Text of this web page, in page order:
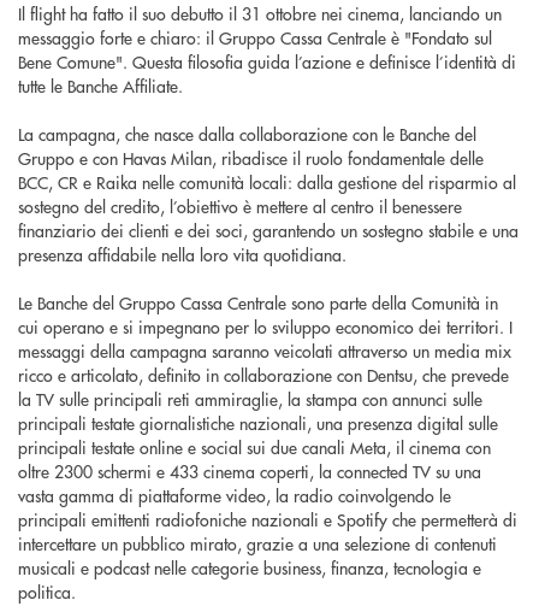
Il flight ha fatto il suo debutto il 31 ottobre nei cinema, lanciando un
messaggio forte e chiaro: il Gruppo Cassa Centrale è "Fondato sul
Bene Comune". Questa filosofia guida l’azione e definisce l’identità di
tutte le Banche Affiliate.
La campagna, che nasce dalla collaborazione con le Banche del
Gruppo e con Havas Milan, ribadisce il ruolo fondamentale delle
BCC, CR e Raika nelle comunità locali: dalla gestione del risparmio al
sostegno del credito, l’obiettivo è mettere al centro il benessere
finanziario dei clienti e dei soci, garantendo un sostegno stabile e una
presenza affidabile nella loro vita quotidiana.
Le Banche del Gruppo Cassa Centrale sono parte della Comunità in
cui operano e si impegnano per lo sviluppo economico dei territori. I
messaggi della campagna saranno veicolati attraverso un media mix
ricco e articolato, definito in collaborazione con Dentsu, che prevede
la TV sulle principali reti ammiraglie, la stampa con annunci sulle
principali testate giornalistiche nazionali, una presenza digital sulle
principali testate online e social sui due canali Meta, il cinema con
oltre 2300 schermi e 433 cinema coperti, la connected TV su una
vasta gamma di piattaforme video, la radio coinvolgendo le
principali emittenti radiofoniche nazionali e Spotify che permetterà di
intercettare un pubblico mirato, grazie a una selezione di contenuti
musicali e podcast nelle categorie business, finanza, tecnologia e
politica.